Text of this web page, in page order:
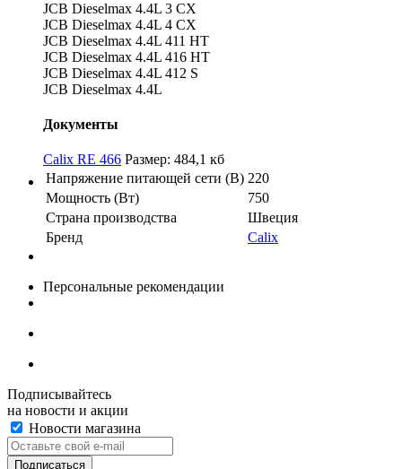
JCB Dieselmax 4.4L 3 CX
JCB Dieselmax 4.4L 4 CX
JCB Dieselmax 4.4L 411 HT
JCB Dieselmax 4.4L 416 HT
JCB Dieselmax 4.4L 412 S
JCB Dieselmax 4.4L
Документы
Calix RE 466 Размер: 484,1 кб
Напряжение питающей сети (В) 220
Мощность (Вт)
750
Страна производства
Швеция
Бренд
Calix
Персональные рекомендации
Подписывайтесь
на новости и акции
Новости магазина